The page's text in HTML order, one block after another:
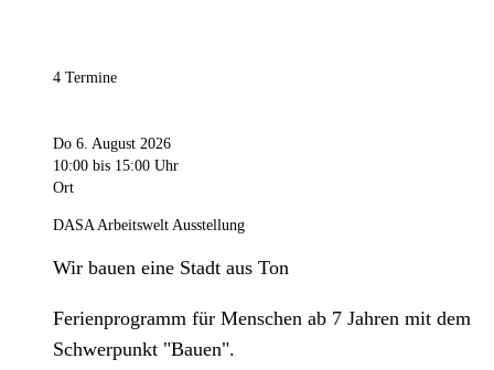
4 Termine
Do 6. August 2026
10:00 bis 15:00 Uhr
Ort
DASA Arbeitswelt Ausstellung
Wir bauen eine Stadt aus Ton
Ferienprogramm für Menschen ab 7 Jahren mit dem
Schwerpunkt "Bauen".